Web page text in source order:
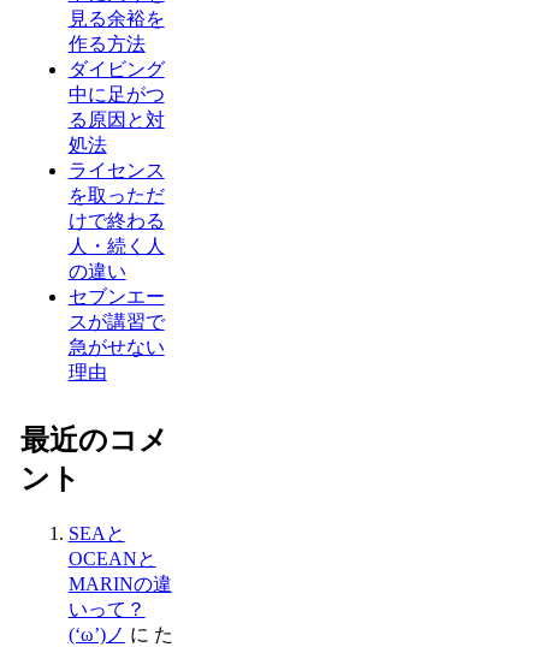
見る余裕を
作る方法
ダイビング
中に足がつ
る原因と対
処法
ライセンス
を取っただ
けで終わる
人・続く人
の違い
セブンエー
スが講習で
急がせない
理由
最近のコメ
ント
SEAと
OCEANと
MARINの違
いって？
(‘ω’)ノ に た